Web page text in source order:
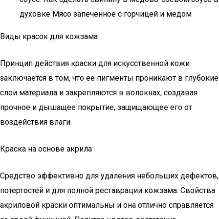
духовке Мясо запеченное с горчицей и медом
Виды красок для кожзама
Принцип действия краски для искусственной кожи
заключается в том, что ее пигменты проникают в глубокие
слои материала и закрепляются в волокнах, создавая
прочное и дышащее покрытие, защищающее его от
воздействия влаги.
Краска на основе акрила
Средство эффективно для удаления небольших дефектов,
потертостей и для полной реставрации кожзама. Свойства
акриловой краски оптимальны и она отлично справляется